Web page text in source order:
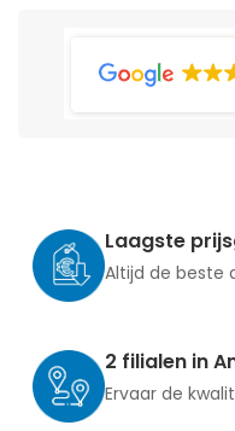
Laagste
Altijd de beste
2 filialen in
Ervaar de